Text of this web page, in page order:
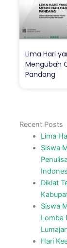
Lima Hari
Mengubah
Pandang
Recent Posts
Lima
Siswa
Diklat
Siswa
Lomba
Hari